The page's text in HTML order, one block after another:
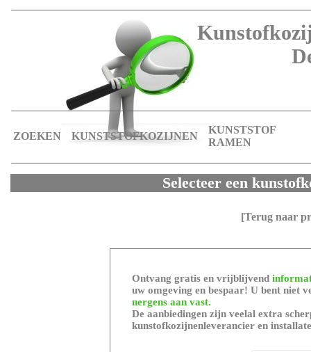
ZOEKEN KUNSTSTOFKOZIJNEN
KUNSTSTOF
RAMEN
Selecteer een
[Terug naar
Ontvang gratis en vrijblijvend
uw omgeving en bespaar! U bent niet
nergens aan vast.
De aanbiedingen zijn veelal extra
kunstofkozijnenleverancier en